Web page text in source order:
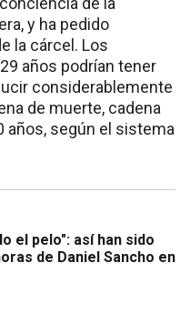
y ha pedido
la cárcel. Los
años podrían tener
considerablemente
de muerte, cadena
años, según el sistema
el pelo": así han sido
de Daniel Sancho en